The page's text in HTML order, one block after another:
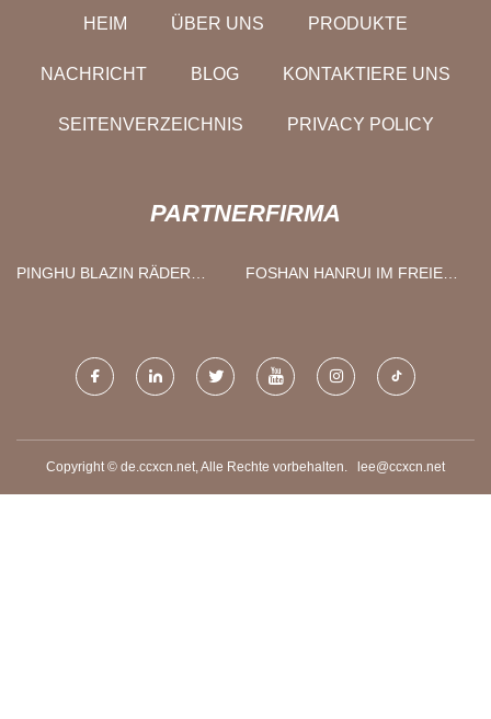
HEIM ÜBER UNS PRODUKTE
NACHRICHT BLOG KONTAKTIERE UNS
SEITENVERZEICHNIS PRIVACY POLICY
PARTNERFIRMA
PINGHU BLAZIN RÄDER
FOSHAN HANRUI IM FREIEN
Copyright © de.ccxcn.net, Alle Rechte vorbehalten. lee@ccxcn.net